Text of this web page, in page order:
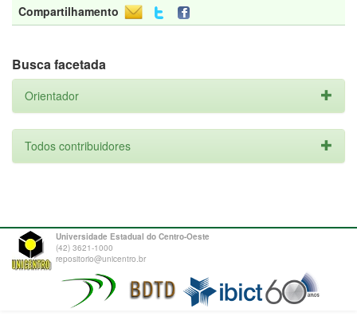
Compartilhamento
Busca facetada
Orientador
Todos contribuidores
Universidade Estadual do Centro-Oeste
(42) 3621-1000
repositorio@unicentro.br